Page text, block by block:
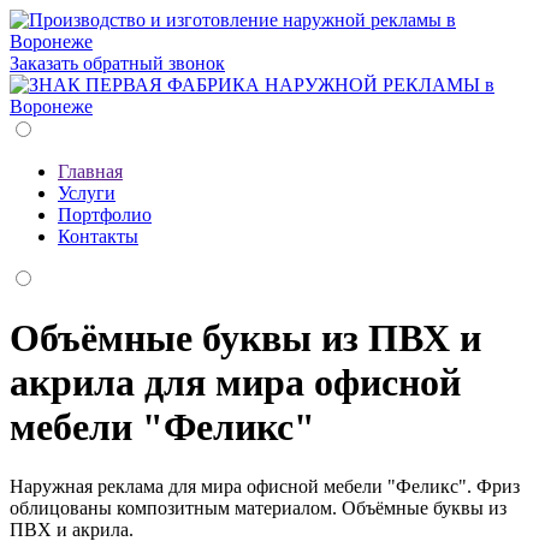
Заказать обратный звонок
Главная
Услуги
Портфолио
Контакты
Объёмные буквы из ПВХ и
акрила для мира офисной
мебели "Феликс"
Наружная реклама для мира офисной мебели "Феликс". Фриз
облицованы композитным материалом. Объёмные буквы из
ПВХ и акрила.